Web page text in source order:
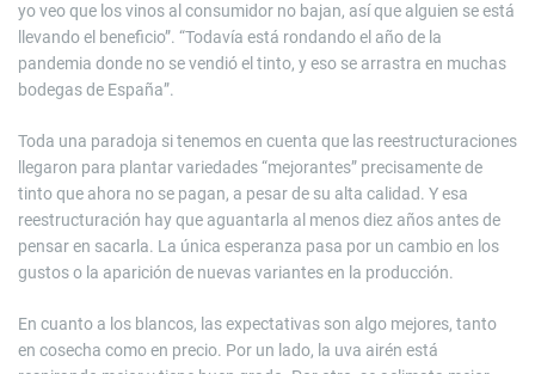
yo veo que los vinos al consumidor no bajan, así que alguien se está
llevando el beneficio”. “Todavía está rondando el año de la
pandemia donde no se vendió el tinto, y eso se arrastra en muchas
bodegas de España”.
Toda una paradoja si tenemos en cuenta que las reestructuraciones
llegaron para plantar variedades “mejorantes” precisamente de
tinto que ahora no se pagan, a pesar de su alta calidad. Y esa
reestructuración hay que aguantarla al menos diez años antes de
pensar en sacarla. La única esperanza pasa por un cambio en los
gustos o la aparición de nuevas variantes en la producción.
En cuanto a los blancos, las expectativas son algo mejores, tanto
en cosecha como en precio. Por un lado, la uva airén está